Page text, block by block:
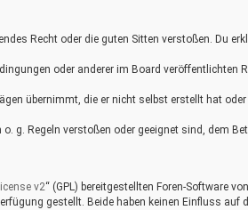
Recht oder die guten Sitten verstoßen. Du
oder anderer im Board veröffentlichten
übernimmt, die er nicht selbst erstellt hat
g. Regeln verstoßen oder geeignet sind, dem
v2“ (GPL) bereitgestellten Foren-Software
gestellt. Beide haben keinen Einfluss auf